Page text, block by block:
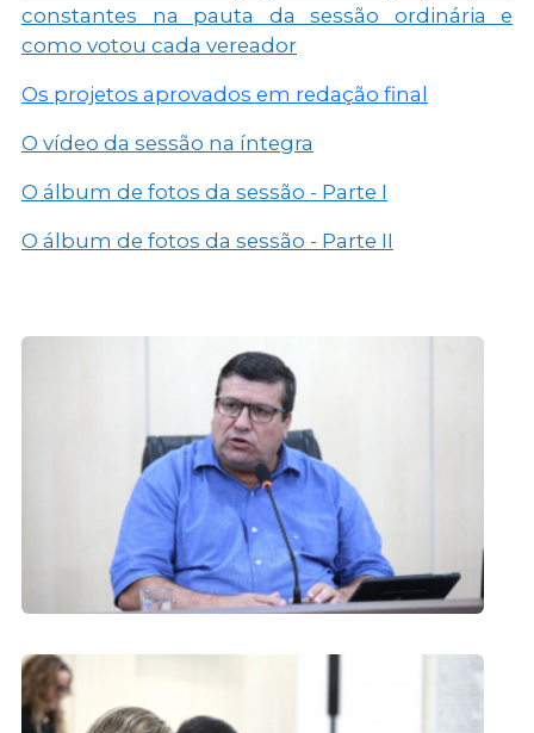
constantes na pauta da sessão ordinária e
como votou cada vereador
Os projetos aprovados em redação final
O vídeo da sessão na íntegra
O álbum de fotos da sessão - Parte I
O álbum de fotos da sessão - Parte II